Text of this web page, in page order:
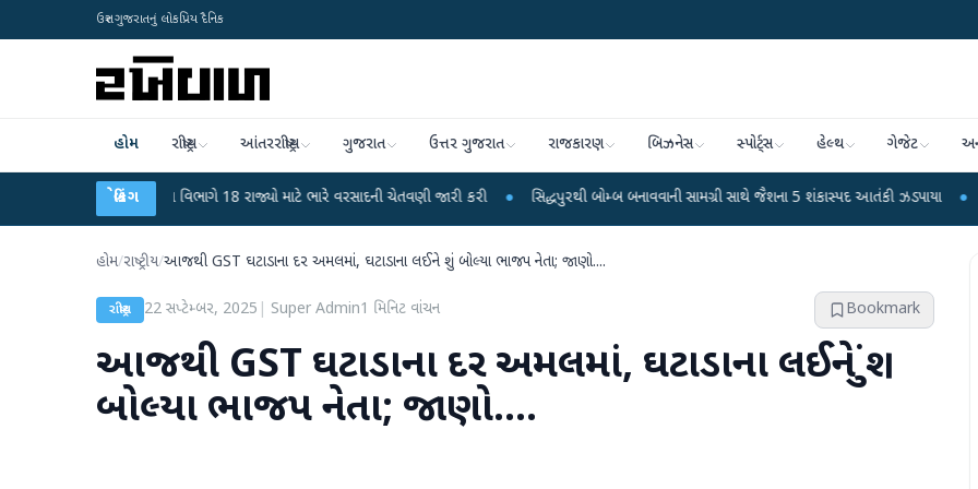
ઉત્તર ગુજરાતનું લોકપ્રિય દૈનિક
હોમ રાષ્ટ્રીય આંતરરાષ્ટ્રીય ગુજરાત ઉત્તર ગુજરાત રાજકારણ બિઝનેસ સ્પોર્ટ્સ હેલ્થ ગેજેટ
બ્રેકિંગ
હવામાન વિભાગે 18 રાજ્યો માટે ભારે વરસાદની ચેતવણી જારી કરી ● સિદ્ધપુરથી બોમ્બ બનાવવાની સામગ્રી સાથે જૈશના 5 શંકાસ્પદ આતંકી ઝડપાયા ● પીએમ મોદીનું
હોમ/રાષ્ટ્રીય/આજથી GST ઘટાડાના દર અમલમાં, ઘટાડાના લઈને શું બોલ્યા ભાજપ નેતા; જાણો....
રાષ્ટ્રીય 22 સપ્ટેમ્બર, 2025 Super Admin1 મિનિટ વાંચન Bookmark
આજથી GST ઘટાડાના દર અમલમાં, ઘટાડાના લઈને શું
બોલ્યા ભાજપ નેતા; જાણો....